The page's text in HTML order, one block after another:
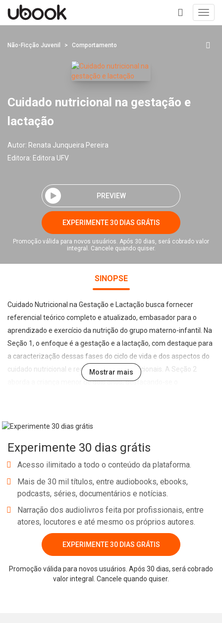
+
Não-Ficção Juvenil Comportamento
Cuidado nutricional na gestação e
lactação
Autor: Renata Junqueira Pereira
Editora: Editora UFV
PREVIEW
EXPERIMENTE 30 DIAS GRÁTIS
Promoção válida para novos usuários. Após 30 dias, será cobrado valor
integral. Cancele quando quiser.
SINOPSE
Cuidado Nutricional na Gestação e Lactação busca fornecer
referencial teórico completo e atualizado, embasador para o
aprendizado e exercício da nutrição do grupo materno-infantil. Na
Seção 1, o enfoque é a gestação e a lactação, com destaque para
a caracterização dessas fases do ciclo de vida e dos aspectos do
cuidado nutricional e recomendações nutricionais. A Seção 2
aborda a criança menor de dois anos, destacando-se o
cuidado nutricional específico. Na Seção 3 são abordadas as
alimentares e as peculiaridades da nutrição no grupo materno-
Mostrar mais
Experimente 30 dias grátis
Acesso ilimitado a todo o conteúdo da plataforma.
Mais de 30 mil títulos, entre audiobooks, ebooks,
podcasts, séries, documentários e notícias.
Narração dos audiolivros feita por profissionais, entre
atores, locutores e até mesmo os próprios autores.
EXPERIMENTE 30 DIAS GRÁTIS
Promoção válida para novos usuários. Após 30 dias, será cobrado
valor integral. Cancele quando quiser.
Whatsapp Facebook Twitter